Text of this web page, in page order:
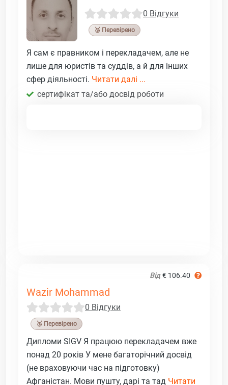
0 Відгуки
🥉 Перевірено
Я сам є правником і перекладачем, але не
лише для юристів та суддів, а й для інших
сфер діяльності. Читати далі ...
сертифікат та/або досвід роботи
Від € 106.40
Wazir Mohammad
0 Відгуки
🥉 Перевірено
Дипломи SIGV Я працюю перекладачем вже
понад 20 років У мене багаторічний досвід
(не враховуючи час на підготовку)
Афганістан. Мови пушту, дарі та тад Читати